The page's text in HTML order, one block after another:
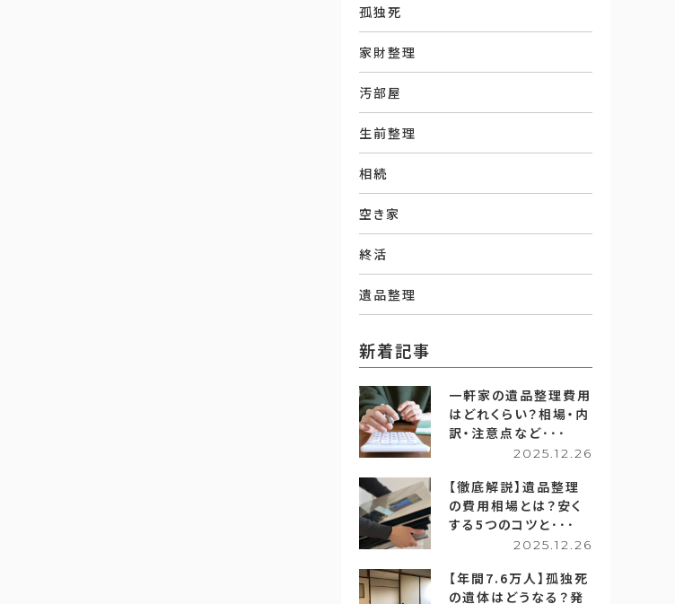
孤独死
家財整理
汚部屋
生前整理
相続
空き家
終活
遺品整理
新着記事
一軒家の遺品整理費用
はどれくらい？相場・内
訳・注意点など･･･
2025.12.26
【徹底解説】遺品整理
の費用相場とは？安く
する5つのコツと･･･
2025.12.26
【年間7.6万人】孤独死
の遺体はどうなる？発